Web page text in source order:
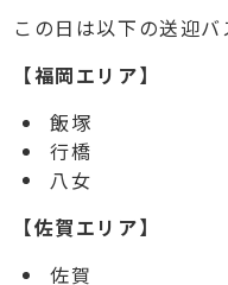
この日は以下の送迎バ
【福岡エリア】
飯塚
行橋
八女
【佐賀エリア】
佐賀